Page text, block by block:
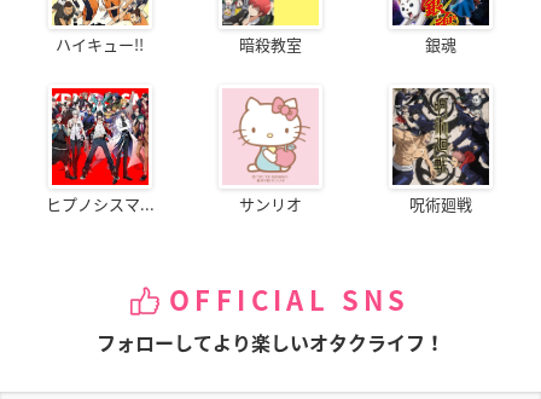
ハイキュー!! 暗殺教室 銀魂
ヒプノシスマ... サンリオ 呪術廻戦
OFFICIAL SNS
フォローしてより楽しいオタクライフ！